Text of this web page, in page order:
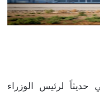
لرئيس الوزراء